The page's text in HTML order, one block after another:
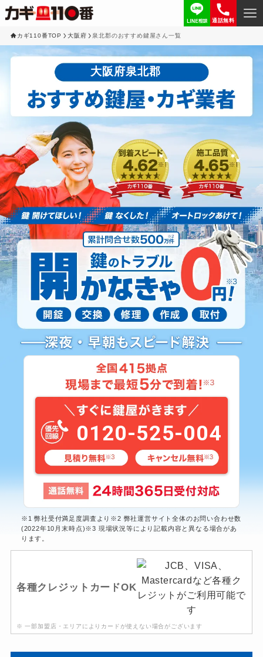
通話無料
カギ110番TOP 大阪府 泉北郡のおすすめ鍵屋さん一覧
大阪府泉北郡
0120-525-004
※1 弊社受付満足度調査より※2 弊社運営サイト全体のお問い合わせ数
(2022年10月末時点)※3 現場状況等により記載内容と異なる場合があ
ります。
各種クレジットカードOK
※ 一部加盟店・エリアによりカードが使えない場合がございます